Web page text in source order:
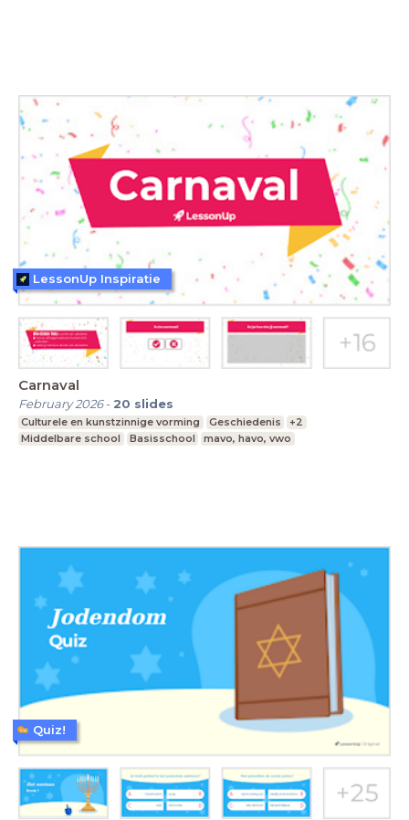
Carnaval
February 2026- 20 slides
Culturele en kunstzinnige vorming Geschiedenis
+2
Middelbare school
Basisschool mavo, havo, vwo
LessonUp Inspiratie
Quiz!